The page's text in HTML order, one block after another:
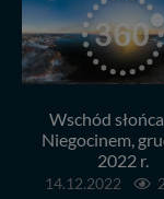
Wschód
Niegocinem,
2022 r.
14.12.2022